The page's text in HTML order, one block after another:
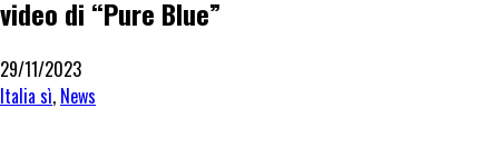
video di “Pure Blue”
29/11/2023
Italia sì, News